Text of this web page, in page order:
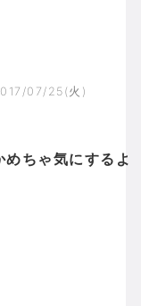
07/25(火)
ちゃ気にするよ